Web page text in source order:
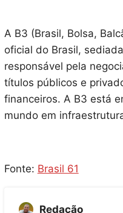
A B3 (Brasil, Bolsa,
oficial do Brasil,
responsável pela
títulos públicos e
financeiros. A B3 está
mundo em
Fonte: Brasil 61
Redação